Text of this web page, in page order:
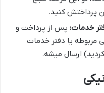
پرداختش کنید.
خدمات: پس از پرداخت و
مربوطه یا دفتر خدمات
ارسال میشه.